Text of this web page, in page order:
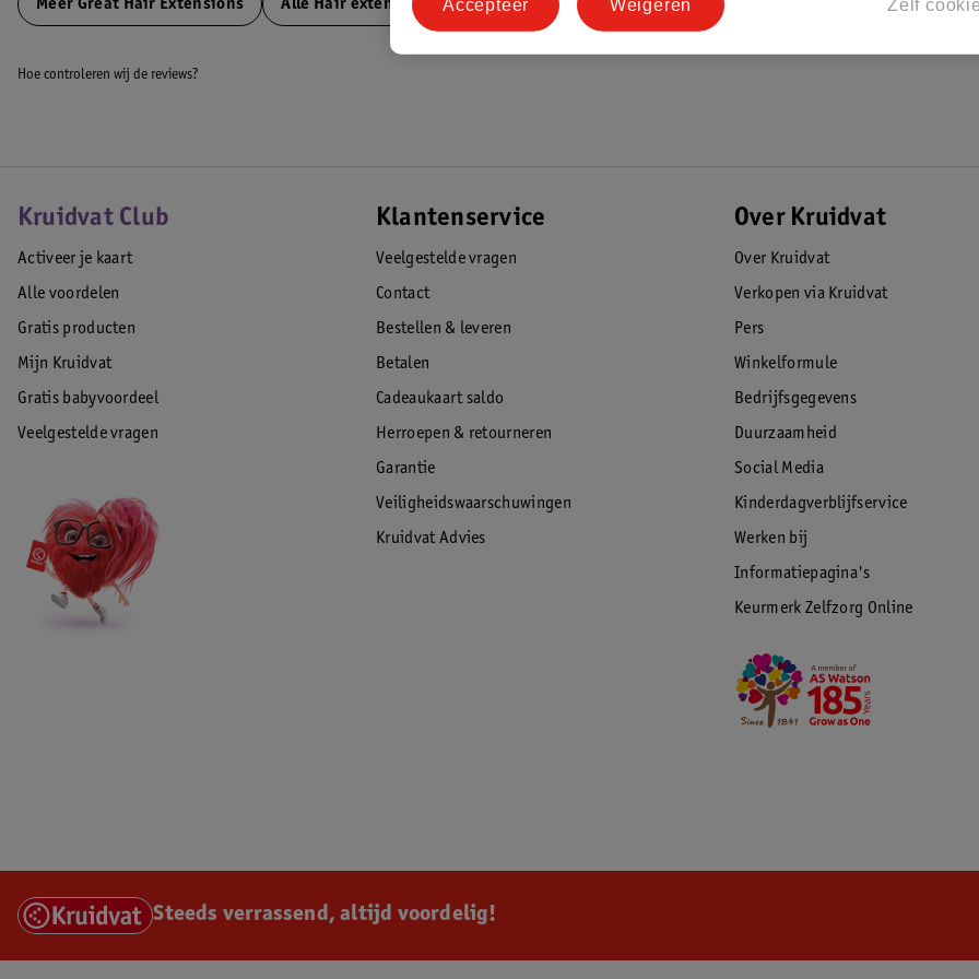
Meer Great Hair Extensions Alle Hair extensions
Hoe controleren wij de reviews?
Kruidvat Club
Activeer je kaart
Alle voordelen
Gratis producten
Mijn Kruidvat
Gratis babyvoordeel
Veelgestelde vragen
Klantenservice
Veelgestelde vragen
Contact
Bestellen & leveren
Betalen
Cadeaukaart saldo
Herroepen & retourneren
Garantie
Veiligheidswaarschuwingen
Kruidvat Advies
Over Kruidvat
Over Kruidvat
Verkopen via Kruidvat
Pers
Winkelformule
Bedrijfsgegevens
Duurzaamheid
Social Media
Kinderdagverblijfservice
Werken bij
Informatiepagina's
Keurmerk Zelfzorg Online
Steeds verrassend, altijd voordelig!
Zelf
Weigeren
Accepteer